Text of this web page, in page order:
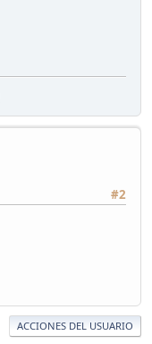
#2
ACCIONES DEL USUARIO